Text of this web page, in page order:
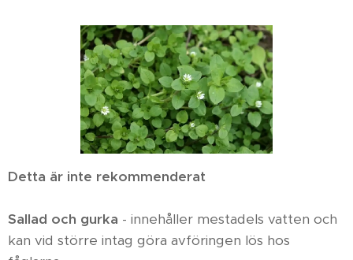
Detta är inte rekommenderat
Sallad och gurka - innehåller mestadels vatten och
kan vid större intag göra avföringen lös hos